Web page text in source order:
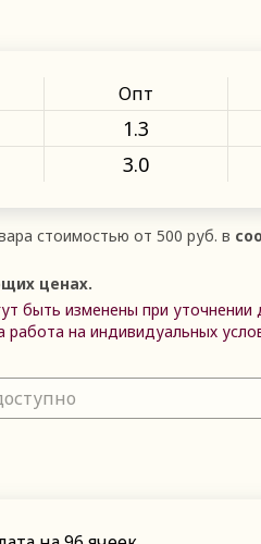
Опт
1.3
3.0
стоимостью от 500 руб. в
ценах.
быть изменены при уточнении
на индивидуальных